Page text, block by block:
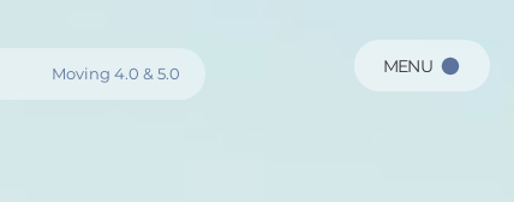
MENU
Moving 4.0 & 5.0